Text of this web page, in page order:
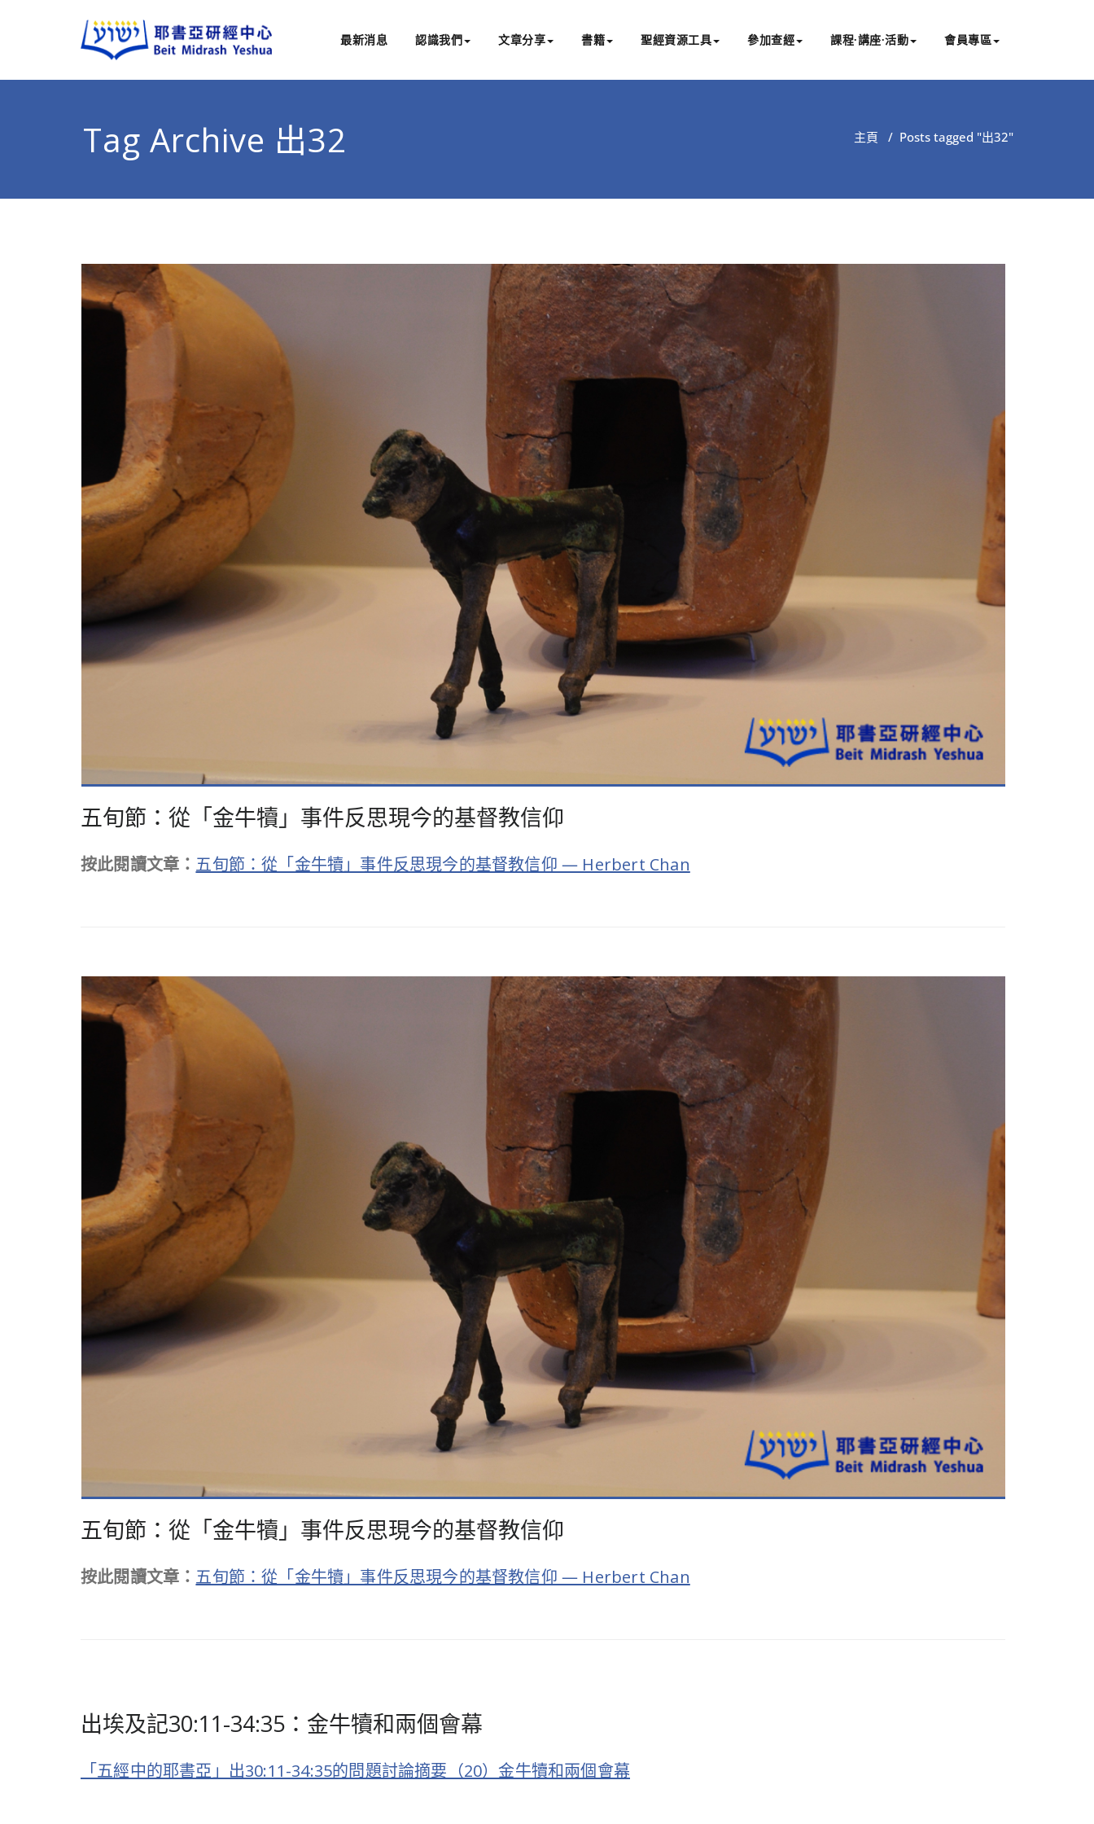
最新消息 認識我們 文章分享 書籍 聖經資源工具 參加查經 課程∙講座∙活動 會員專區
Tag Archive 出32 主頁 / Posts tagged "出32"
五旬節：從「金牛犢」事件反思現今的基督教信仰
按此閱讀文章： 五旬節：從「金牛犢」事件反思現今的基督教信仰 — Herbert Chan
五旬節：從「金牛犢」事件反思現今的基督教信仰
按此閱讀文章： 五旬節：從「金牛犢」事件反思現今的基督教信仰 — Herbert Chan
出埃及記30:11-34:35：金牛犢和兩個會幕
「五經中的耶書亞」出30:11-34:35的問題討論摘要（20）金牛犢和兩個會幕